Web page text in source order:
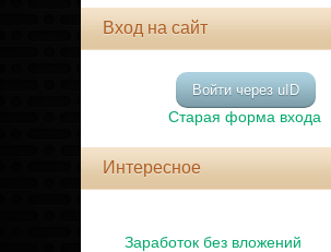
Вход на сайт
Войти через uID
Старая форма входа
Интересное
Заработок без вложений